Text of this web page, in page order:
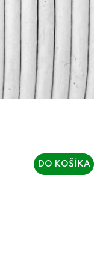
DO KOŠÍKA